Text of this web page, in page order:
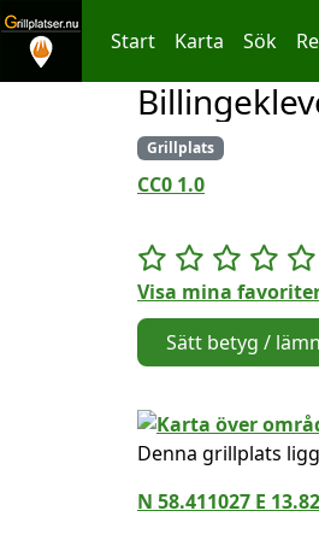
Hoppa till innehållet
Start Karta Sök
Grillplats
CC0 1.0
Visa mina
Sätt betyg /
Denna grillplats
N 58.411027 E